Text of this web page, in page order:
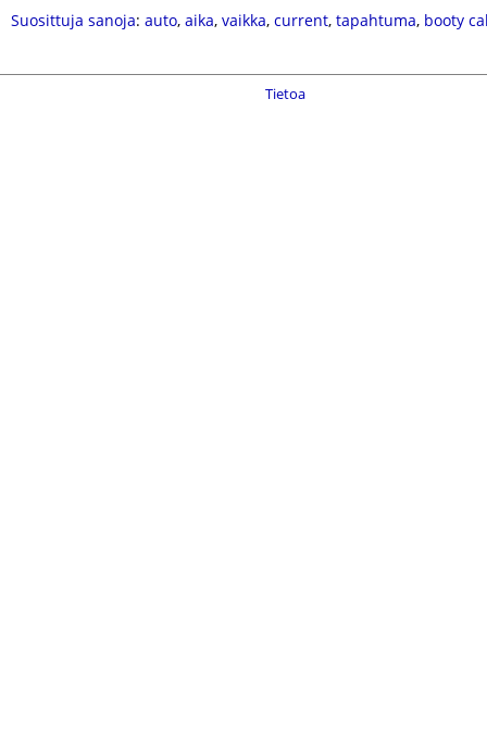
Suosittuja sanoja: auto, aika, vaikka, current, tapahtuma, booty
Tietoa